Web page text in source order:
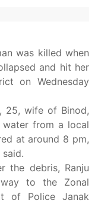
was killed when
and hit her
on Wednesday
25, wife of Binod,
from a local
at around 8 pm,
the debris, Ranju
to the Zonal
of Police Janak